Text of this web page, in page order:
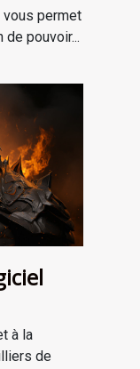
permet
pouvoir...
à la
de